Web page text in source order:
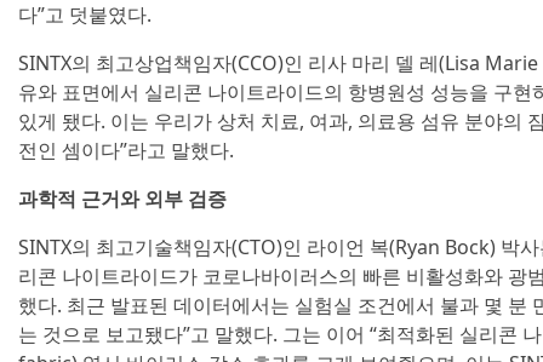
다”고 덧붙였다.
SINTX의 최고상업책임자(CCO)인 리사 마리 델 레(Lisa
유와 표면에서 실리콘 나이트라이드의 항병원성 성능을 구
있게 됐다. 이는 우리가 상처 치료, 여과, 의료용 섬유 분야의
전인 셈이다”라고 말했다.
과학적 근거와 외부 검증
SINTX의 최고기술책임자(CTO)인 라이언 복(Ryan Bock) 박
리콘 나이트라이드가 코로나바이러스의 빠른 비활성화와 광
했다. 최근 발표된 데이터에서는 실험실 조건에서 불과 몇 분
는 것으로 보고됐다”고 말했다. 그는 이어 “최적화된 실리콘